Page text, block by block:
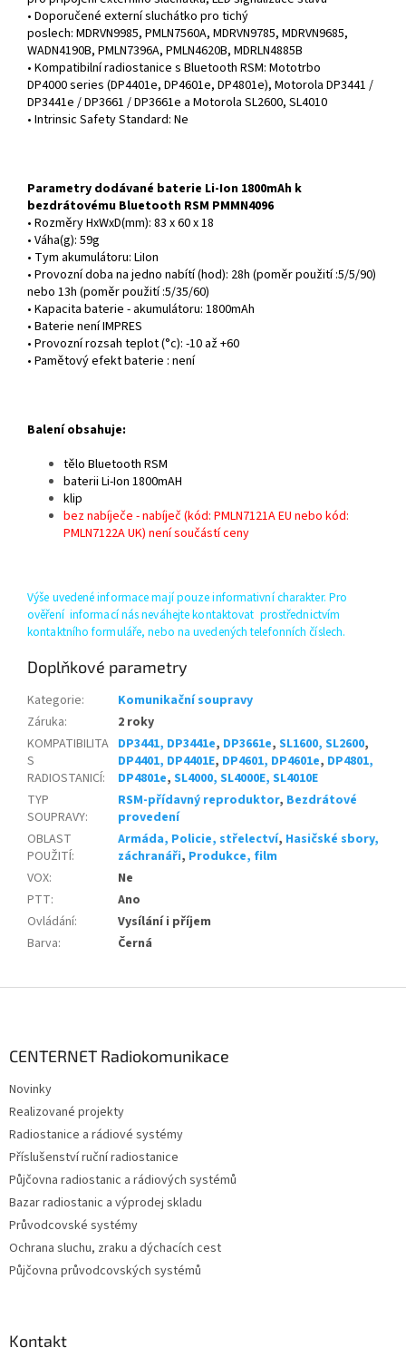
• Doporučené externí sluchátko pro tichý
poslech: MDRVN9985, PMLN7560A, MDRVN9785, MDRVN9685,
WADN4190B, PMLN7396A, PMLN4620B, MDRLN4885B
• Kompatibilní radiostanice s Bluetooth RSM: Mototrbo
DP4000 series (DP4401e, DP4601e, DP4801e), Motorola DP3441 /
DP3441e / DP3661 / DP3661e a Motorola SL2600, SL4010
• Intrinsic Safety Standard: Ne
Parametry dodávané baterie Li-Ion 1800mAh k
bezdrátovému Bluetooth RSM PMMN4096
• Rozměry HxWxD(mm): 83 x 60 x 18
• Váha(g): 59g
• Tym akumulátoru: LiIon
• Provozní doba na jedno nabítí (hod): 28h (poměr použití :5/5/90)
nebo 13h (poměr použití :5/35/60)
• Kapacita baterie - akumulátoru: 1800mAh
• Baterie není IMPRES
• Provozní rozsah teplot (°c): -10 až +60
• Pamětový efekt baterie : není
Balení obsahuje:
tělo Bluetooth RSM
baterii Li-Ion 1800mAH
klip
bez nabíječe - nabíječ (kód: PMLN7121A EU nebo kód:
PMLN7122A UK) není součástí ceny
Výše uvedené informace mají pouze informativní charakter. Pro
ověření informací nás neváhejte kontaktovat prostřednictvím
kontaktního formuláře, nebo na uvedených telefonních číslech.
Doplňkové parametry
Kategorie:
Komunikační soupravy
Záruka:
2 roky
KOMPATIBILITA
S
RADIOSTANICÍ:
DP3441, DP3441e, DP3661e, SL1600, SL2600,
DP4401, DP4401E, DP4601, DP4601e, DP4801,
DP4801e, SL4000, SL4000E, SL4010E
TYP
SOUPRAVY:
RSM-přídavný reproduktor, Bezdrátové
provedení
OBLAST
POUŽITÍ:
Armáda, Policie, střelectví, Hasičské sbory,
záchranáři, Produkce, film
VOX:
Ne
PTT:
Ano
Ovládání:
Vysílání i příjem
Barva: Černá
CENTERNET Radiokomunikace
Novinky
Realizované projekty
Radiostanice a rádiové systémy
Příslušenství ruční radiostanice
Půjčovna radiostanic a rádiových systémů
Bazar radiostanic a výprodej skladu
Průvodcovské systémy
Ochrana sluchu, zraku a dýchacích cest
Půjčovna průvodcovských systémů
Kontakt